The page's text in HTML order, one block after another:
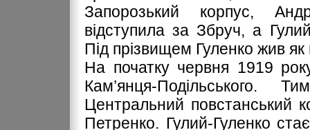
Запорозький корпус,
відступила за Збруч, а
Під прізвищем Гуленко жив як
На початку червня 1919
Кам’янця-Подільського.
Центральний повстанський
Петренко. Гулий-Гуленко